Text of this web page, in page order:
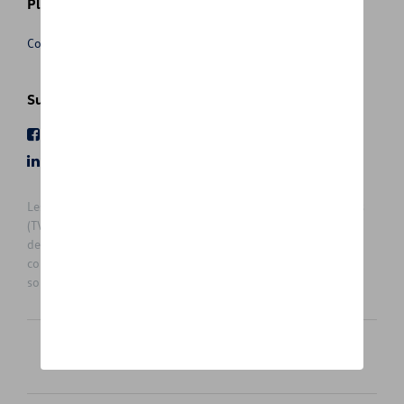
Plus d'informations
Conditions de vente
Suivez nous
Les prix affichés sur le présent site sont des prix recommandés
(TVAc), hors éventuels frais de montage. Pour connaitre le prix
de vente actuel et les éventuels frais de montage, veuillez
contacter votre concessionnaire/agent. Les prix recommandés
sont sujets à des changements sans préavis.